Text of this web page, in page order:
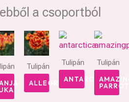
a csoportból
Tulipán
ALLEGRETTO
Tulipán
ANTARCTICA
Tulipán
PARROT